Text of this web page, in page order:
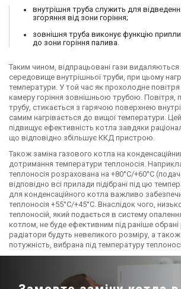
внутрішня труба служить для
згоряння від зони горіння;
зовнішня труба виконує функцію
до зони горіння палива.
Таким чином, відпрацьовані гази
середовище внутрішньої труби, при цьому
температури. У той час як прохолодне повітря
камеру горіння зовнішньою трубою. Повітря,
трубу, стикається з гарячою поверхнею
самим нагрівається до вищої температури. Цей
підвищує ефективність котла завдяки
що відповідно збільшує ККД пристрою.
Також заміна газового котла на
дотримання температури теплоносія.
теплоносія розрахована на +80°C/+60°C
відповідно всі прилади підібрані під цю
для конденсаційного котла важливо
теплоносія +55°C/+45°C. Внаслідок чого,
теплоносій, який подається в систему
котлом, не буде ефективним під раніше обрані
радіатори будуть невеликого розміру, а
потужність, вибрана під температуру